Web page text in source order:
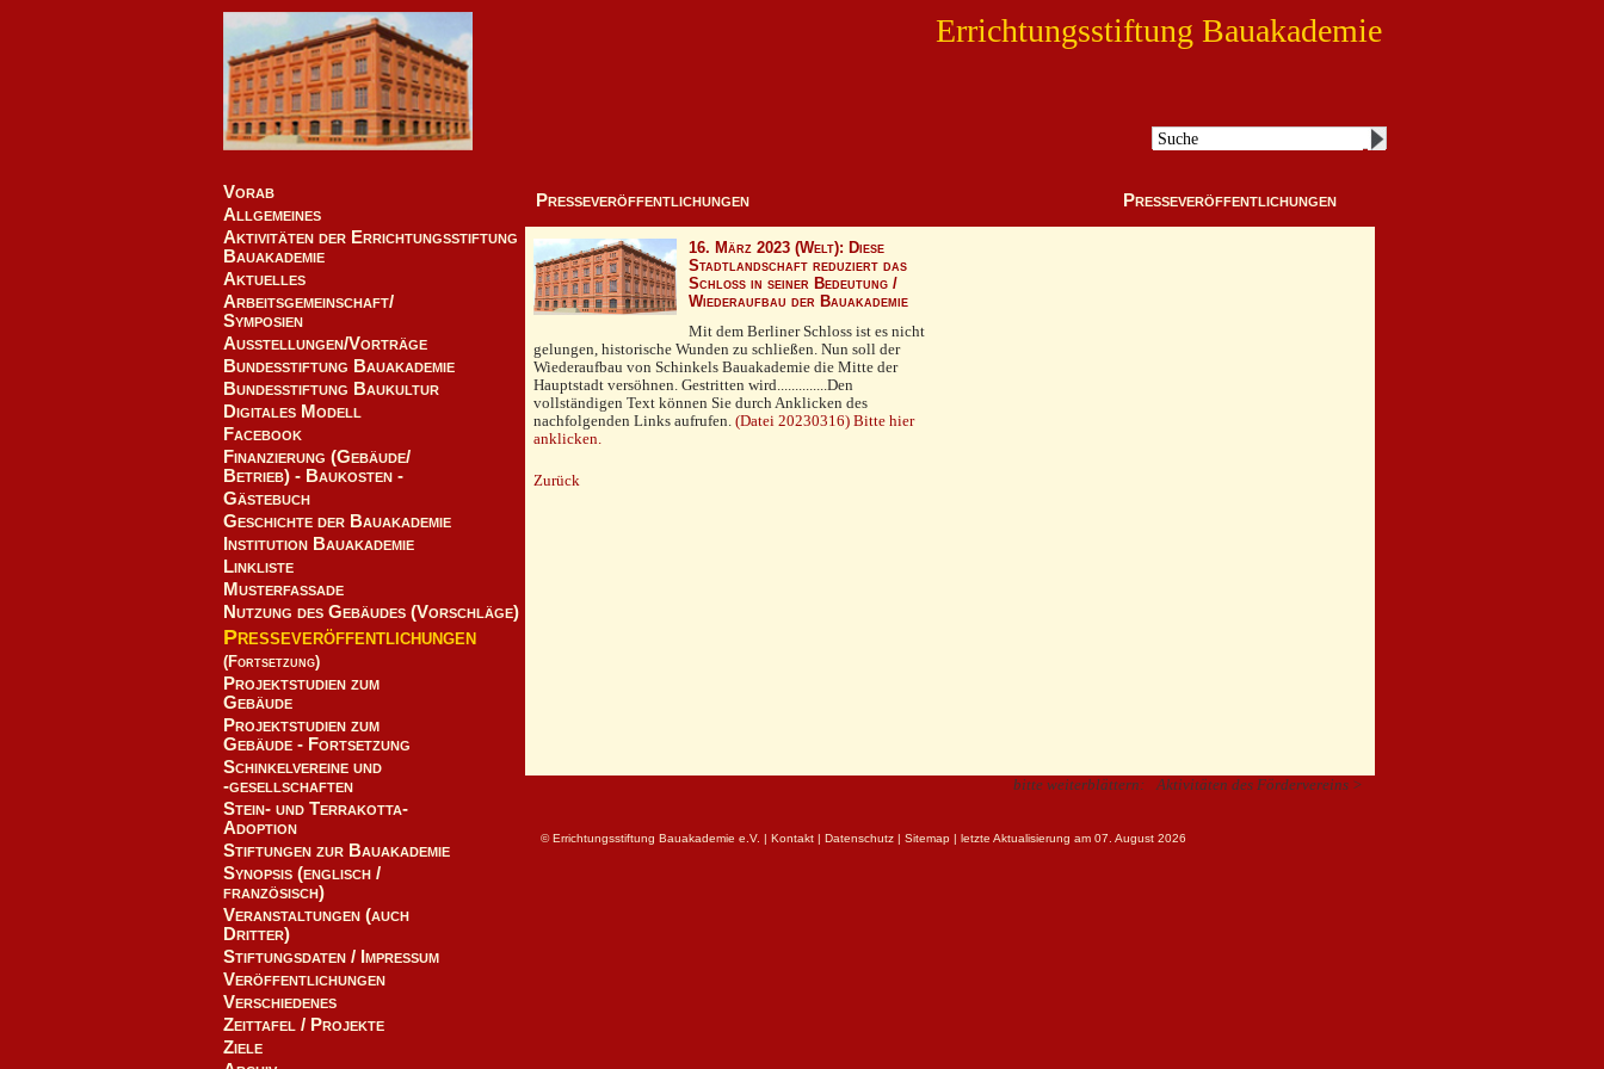
Errichtungsstiftung Bauakademie
Presseveröffentlichungen Presseveröffentlichungen
Vorab
Allgemeines
Aktivitäten der Errichtungsstiftung
Bauakademie
Aktuelles
Arbeitsgemeinschaft/
Symposien
Ausstellungen/Vorträge
Bundesstiftung Bauakademie
Bundesstiftung Baukultur
Digitales Modell
Facebook
Finanzierung (Gebäude/
Betrieb) - Baukosten -
Gästebuch
Geschichte der Bauakademie
Institution Bauakademie
Linkliste
Musterfassade
Nutzung des Gebäudes (Vorschläge)
Presseveröffentlichungen
(Fortsetzung)
Projektstudien zum
Gebäude
Projektstudien zum
Gebäude - Fortsetzung
Schinkelvereine und
-gesellschaften
Stein- und Terrakotta-
Adoption
Stiftungen zur Bauakademie
Synopsis (englisch /
französisch)
Veranstaltungen (auch
Dritter)
Stiftungsdaten / Impressum
Veröffentlichungen
Verschiedenes
Zeittafel / Projekte
Ziele
16. März 2023 (Welt): Diese
Stadtlandschaft reduziert das
Schloss in seiner Bedeutung /
Wiederaufbau der Bauakademie
Mit dem Berliner Schloss ist es nicht
gelungen, historische Wunden zu schließen. Nun soll der
Wiederaufbau von Schinkels Bauakademie die Mitte der
Hauptstadt versöhnen. Gestritten wird..............Den
vollständigen Text können Sie durch Anklicken des
nachfolgenden Links aufrufen. (Datei 20230316) Bitte hier
anklicken.
Zurück
Aktivitäten des Fördervereins >
bitte weiterblättern:
© Errichtungsstiftung Bauakademie e.V. | Kontakt | Datenschutz | Sitemap | letzte Aktualisierung am 07. August 2026